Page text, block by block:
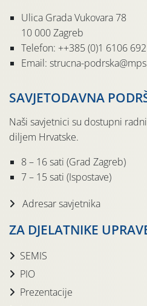
Ulica Grada Vukovara 78
10 000 Zagreb
Telefon: ++385 (0)1 6106 692
Email: strucna-
SAVJETODAVNA
Naši savjetnici su dostupni
diljem Hrvatske.
8 – 16 sati (Grad Zagreb)
7 – 15 sati (Ispostave)
Adresar savjetnika
ZA DJELATNIKE
SEMIS
PIO
Prezentacije